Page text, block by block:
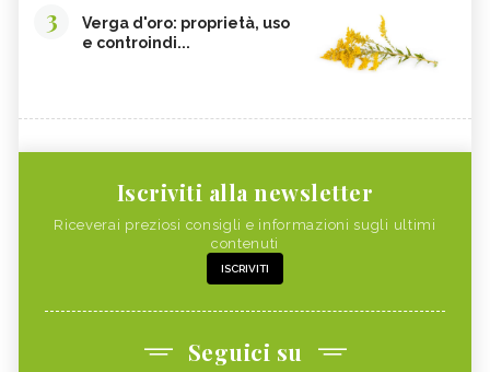
3
Verga d'oro: proprietà, uso
e controindi...
Iscriviti alla newsletter
Riceverai preziosi consigli e informazioni sugli ultimi
contenuti
ISCRIVITI
Seguici su